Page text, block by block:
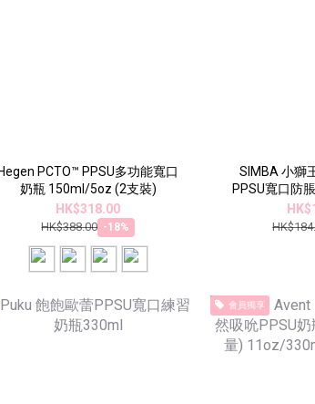
Hegen PCTO™ PPSU多功能寬口
奶瓶 150ml/5oz (2支裝)
HK$318.00
HK$388.00 -18%
SIMBA 小獅王辛巴 蘊蜜鉑金
PPSU寬口防
全
會員獨享